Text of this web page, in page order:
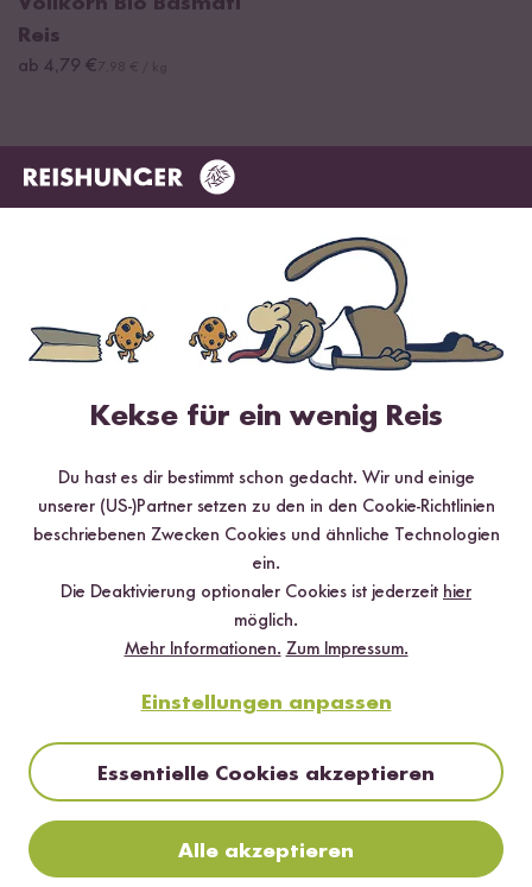
Reis
ab 4,79 €
Digitales Rezeptbuch per E-Mail
✔️ 25 leckere Rezepte aus unseren bunten Kochwelten
✔️ Von Sushi über Curry bis hin zu Desserts
✔️ Inklusive Tipps & Tricks für die Zubereitung
Jetzt sichern
*Das Digitale Rezeptbuch wird dir nach vollständiger Anmeldung zum Newsletter
per E-Mail zugeschickt.
Mehr Rezepte mit Roter Bio Reis
Kekse für ein wenig Reis
Du hast es dir bestimmt schon gedacht. Wir und einige
unserer (US-)Partner setzen zu den in den Cookie-Richtlinien
beschriebenen Zwecken Cookies und ähnliche Technologien
ein.
Die Deaktivierung optionaler Cookies ist jederzeit hier
möglich.
Mehr Informationen. Zum Impressum.
Einstellungen anpassen
Essentielle Cookies akzeptieren
Alle akzeptieren